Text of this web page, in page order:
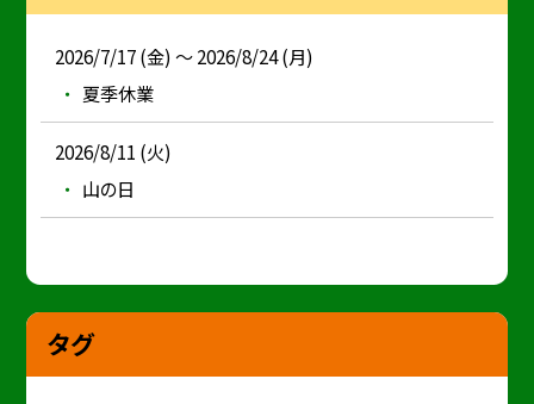
2026/7/17 (金) ～ 2026/8/24 (月)
夏季休業
2026/8/11 (火)
山の日
タグ